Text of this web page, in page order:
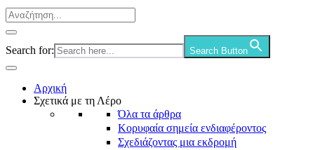
Search for: Search Button
Αρχική
Σχετικά με τη Λέρο
Όλα τα άρθρα
Κορυφαία σημεία ενδιαφέροντος
Σχεδιάζοντας μια εκδρομή